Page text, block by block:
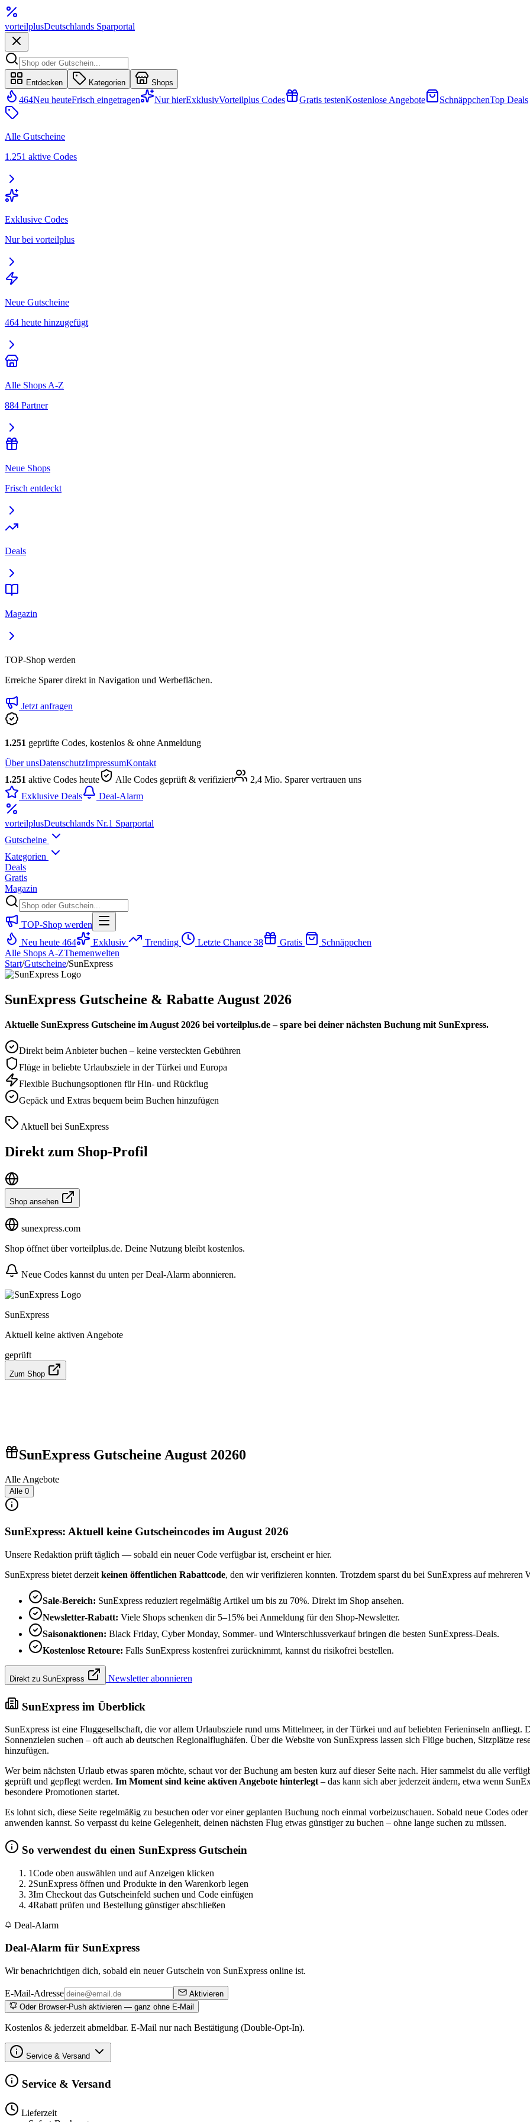
vorteilplusDeutschlands Sparportal
Entdecken Kategorien Shops
464Neu heuteFrisch eingetragen Nur hierExklusivVorteilplus Codes Gratis testenKostenlose Angebote SchnäppchenTop Deals
Alle Gutscheine
1.251 aktive Codes
Exklusive Codes
Nur bei vorteilplus
Neue Gutscheine
464 heute hinzugefügt
Alle Shops A-Z
884 Partner
Neue Shops
Frisch entdeckt
Deals
Magazin
TOP-Shop werden
Erreiche Sparer direkt in Navigation und Werbeflächen.
Jetzt anfragen
1.251 geprüfte Codes, kostenlos & ohne Anmeldung
Über unsDatenschutzImpressumKontakt
1.251 aktive Codes heute Alle Codes geprüft & verifiziert
2,4 Mio. Sparer vertrauen uns
Exklusive Deals
Deal-Alarm
vorteilplusDeutschlands Nr.1 Sparportal
Gutscheine
Kategorien
Deals
Gratis
Magazin
TOP-Shop werden
Neu heute 464 Exklusiv Trending Letzte Chance 38 Gratis
Schnäppchen
Alle Shops A-ZThemenwelten
Start/Gutscheine/SunExpress
SunExpress Gutscheine & Rabatte August 2026
Aktuelle SunExpress Gutscheine im August 2026 bei vorteilplus.de – spare bei deiner nächsten Buchung mit SunExpress.
Direkt beim Anbieter buchen – keine versteckten Gebühren
Flüge in beliebte Urlaubsziele in der Türkei und Europa
Flexible Buchungsoptionen für Hin- und Rückflug
Gepäck und Extras bequem beim Buchen hinzufügen
Aktuell bei SunExpress
Direkt zum Shop-Profil
Shop ansehen
sunexpress.com
Shop öffnet über vorteilplus.de. Deine Nutzung bleibt kostenlos.
Neue Codes kannst du unten per Deal-Alarm abonnieren.
SunExpress
Aktuell keine aktiven Angebote
geprüft
Zum Shop
SunExpress Gutscheine August 20260
Alle Angebote
Alle 0
SunExpress: Aktuell keine Gutscheincodes im August 2026
Unsere Redaktion prüft täglich — sobald ein neuer Code verfügbar ist, erscheint er hier.
SunExpress bietet derzeit keinen öffentlichen Rabattcode, den wir verifizieren konnten. Trotzdem sparst du bei SunExpress auf mehreren
Sale-Bereich: SunExpress reduziert regelmäßig Artikel um bis zu 70%. Direkt im Shop ansehen.
Newsletter-Rabatt: Viele Shops schenken dir 5–15% bei Anmeldung für den Shop-Newsletter.
Saisonaktionen: Black Friday, Cyber Monday, Sommer- und Winterschlussverkauf bringen die besten SunExpress-Deals.
Kostenlose Retoure: Falls SunExpress kostenfrei zurücknimmt, kannst du risikofrei bestellen.
Direkt zu SunExpress Newsletter abonnieren
SunExpress im Überblick
SunExpress ist eine Fluggesellschaft, die vor allem Urlaubsziele rund ums Mittelmeer, in der Türkei und auf beliebten Ferieninseln anfliegt.
Sonnenzielen suchen – oft auch ab deutschen Regionalflughäfen. Über die Website von SunExpress lassen sich Flüge buchen, Sitzplätze
hinzufügen.
Wer beim nächsten Urlaub etwas sparen möchte, schaut vor der Buchung am besten kurz auf dieser Seite nach. Hier sammelst du alle
geprüft und gepflegt werden. Im Moment sind keine aktiven Angebote hinterlegt – das kann sich aber jederzeit ändern, etwa wenn
besondere Promotionen startet.
Es lohnt sich, diese Seite regelmäßig zu besuchen oder vor einer geplanten Buchung noch einmal vorbeizuschauen. Sobald neue Codes
anwenden kannst. So verpasst du keine Gelegenheit, deinen nächsten Flug etwas günstiger zu buchen – ohne lange suchen zu müssen.
So verwendest du einen SunExpress Gutschein
1Code oben auswählen und auf Anzeigen klicken
2SunExpress öffnen und Produkte in den Warenkorb legen
3Im Checkout das Gutscheinfeld suchen und Code einfügen
4Rabatt prüfen und Bestellung günstiger abschließen
Deal-Alarm
Deal-Alarm für SunExpress
Wir benachrichtigen dich, sobald ein neuer Gutschein von SunExpress online ist.
E-Mail-Adresse
Aktivieren
Oder Browser-Push aktivieren — ganz ohne E-Mail
Kostenlos & jederzeit abmeldbar. E-Mail nur nach Bestätigung (Double-Opt-In).
Service & Versand
Service & Versand
Lieferzeit